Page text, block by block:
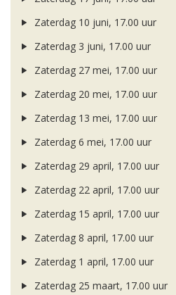
Zaterdag 10 juni, 17.00 uur
Zaterdag 3 juni, 17.00 uur
Zaterdag 27 mei, 17.00 uur
Zaterdag 20 mei, 17.00 uur
Zaterdag 13 mei, 17.00 uur
Zaterdag 6 mei, 17.00 uur
Zaterdag 29 april, 17.00 uur
Zaterdag 22 april, 17.00 uur
Zaterdag 15 april, 17.00 uur
Zaterdag 8 april, 17.00 uur
Zaterdag 1 april, 17.00 uur
Zaterdag 25 maart, 17.00 uur